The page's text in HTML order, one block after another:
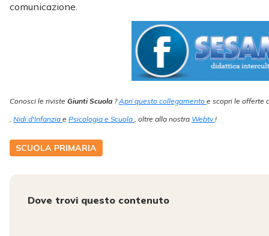
comunicazione.
Conosci le riviste Giunti Scuola ?Apri questo collegamento e scopri le offerte
, Nidi d'Infanzia e Psicologia e Scuola , oltre alla nostra Webtv!
SCUOLA PRIMARIA
Dove trovi questo contenuto